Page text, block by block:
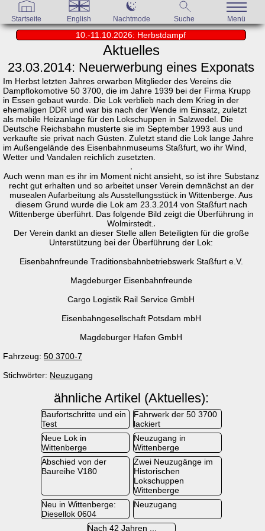
Startseite English Nachtmode Suche Menü
10.-11.10.2026: Herbstdampf
Aktuelles
23.03.2014: Neuerwerbung eines Exponats
Im Herbst letzten Jahres erwarben Mitglieder des Vereins die
Dampflokomotive 50 3700, die im Jahre 1939 bei der Firma Krupp
in Essen gebaut wurde. Die Lok verblieb nach dem Krieg in der
ehemaligen DDR und war bis nach der Wende im Einsatz, zuletzt
als mobile Heizanlage für den Lokschuppen in Salzwedel. Die
Deutsche Reichsbahn musterte sie im September 1993 aus und
verkaufte sie privat nach Güsten. Zuletzt stand die Lok lange Jahre
im Außengelände des Eisenbahnmuseums Staßfurt, wo ihr Wind,
Wetter und Vandalen reichlich zusetzten.
Auch wenn man es ihr im Moment nicht ansieht, so ist ihre Substanz
recht gut erhalten und so arbeitet unser Verein demnächst an der
musealen Aufarbeitung als Ausstellungsstück in Wittenberge. Aus
diesem Grund wurde die Lok am 23.3.2014 von Staßfurt nach
Wittenberge überführt. Das folgende Bild zeigt die Überführung in
Wolmirstedt.
Der Verein dankt an dieser Stelle allen Beteiligten für die große
Unterstützung bei der Überführung der Lok:
Eisenbahnfreunde Traditionsbahnbetriebswerk Staßfurt e.V.
Magdeburger Eisenbahnfreunde
Cargo Logistik Rail Service GmbH
Eisenbahngesellschaft Potsdam mbH
Magdeburger Hafen GmbH
Fahrzeug: 50 3700-7
Stichwörter: Neuzugang
ähnliche Artikel (Aktuelles):
Baufortschritte und ein
Test
Fahrwerk der 50 3700
lackiert
Neue Lok in
Wittenberge
Neuzugang in
Wittenberge
Abschied von der
Baureihe V180
Zwei Neuzugänge im
Historischen
Lokschuppen
Wittenberge
Neu in Wittenberge:
Diesellok 0604
Neuzugang
Nach 42 Jahren ...